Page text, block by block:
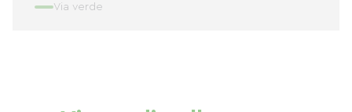
Via verde